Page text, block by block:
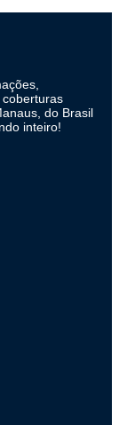
do Brasil
inteiro!